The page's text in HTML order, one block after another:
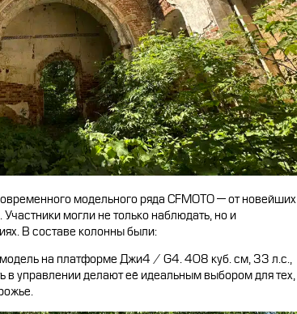
модельного ряда CFMOTO — от новейших
могли не только наблюдать, но и
В составе колонны были:
на платформе Джи4 / G4. 408 куб. см, 33 л.с.,
в управлении делают её идеальным выбором для тех,